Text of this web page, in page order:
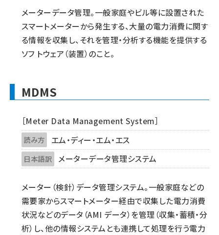
メーターデータ管理。一般家庭やビル等に設置された
スマートメーターから発生する、大量の電力消費に関す
る情報を収集し、それを管理・分析する機能を提供する
ソフ トウェア（装置）のこと。
MDMS
［Meter Data Management System］
読み方 エム・ディー・エム・エス
日本語訳 メーターデータ管理システム
メーター（検針）データ管理システム。一般家庭などの
需要家からスマートメーター経由で収集した電力消費
状況などのデータ（AMI データ）を管理（収集・蓄積・分
析）し、他の情報システムとも連携して処理を行う電力